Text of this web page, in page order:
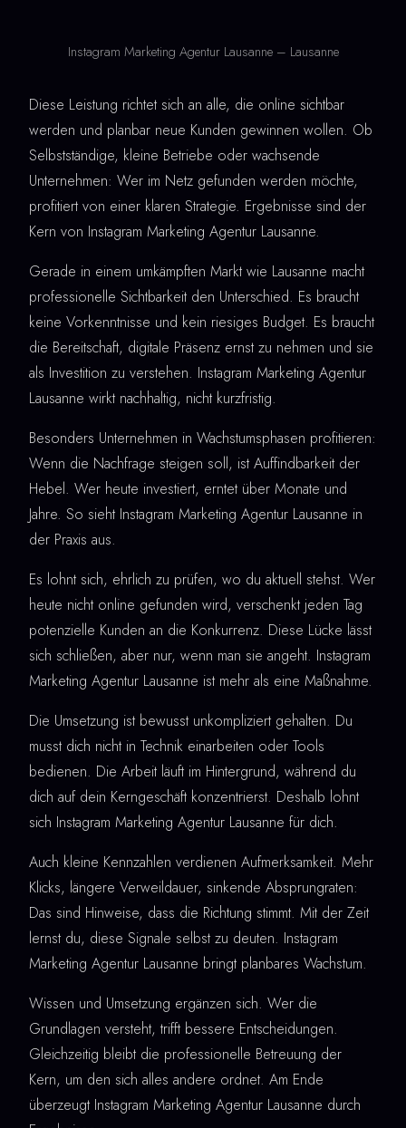
Instagram Marketing Agentur Lausanne – Lausanne
Diese Leistung richtet sich an alle, die online sichtbar
werden und planbar neue Kunden gewinnen wollen. Ob
Selbstständige, kleine Betriebe oder wachsende
Unternehmen: Wer im Netz gefunden werden möchte,
profitiert von einer klaren Strategie. Ergebnisse sind der
Kern von Instagram Marketing Agentur Lausanne.
Gerade in einem umkämpften Markt wie Lausanne macht
professionelle Sichtbarkeit den Unterschied. Es braucht
keine Vorkenntnisse und kein riesiges Budget. Es braucht
die Bereitschaft, digitale Präsenz ernst zu nehmen und sie
als Investition zu verstehen. Instagram Marketing Agentur
Lausanne wirkt nachhaltig, nicht kurzfristig.
Besonders Unternehmen in Wachstumsphasen profitieren:
Wenn die Nachfrage steigen soll, ist Auffindbarkeit der
Hebel. Wer heute investiert, erntet über Monate und
Jahre. So sieht Instagram Marketing Agentur Lausanne in
der Praxis aus.
Es lohnt sich, ehrlich zu prüfen, wo du aktuell stehst. Wer
heute nicht online gefunden wird, verschenkt jeden Tag
potenzielle Kunden an die Konkurrenz. Diese Lücke lässt
sich schließen, aber nur, wenn man sie angeht. Instagram
Marketing Agentur Lausanne ist mehr als eine Maßnahme.
Die Umsetzung ist bewusst unkompliziert gehalten. Du
musst dich nicht in Technik einarbeiten oder Tools
bedienen. Die Arbeit läuft im Hintergrund, während du
dich auf dein Kerngeschäft konzentrierst. Deshalb lohnt
sich Instagram Marketing Agentur Lausanne für dich.
Auch kleine Kennzahlen verdienen Aufmerksamkeit. Mehr
Klicks, längere Verweildauer, sinkende Absprungraten:
Das sind Hinweise, dass die Richtung stimmt. Mit der Zeit
lernst du, diese Signale selbst zu deuten. Instagram
Marketing Agentur Lausanne bringt planbares Wachstum.
Wissen und Umsetzung ergänzen sich. Wer die
Grundlagen versteht, trifft bessere Entscheidungen.
Gleichzeitig bleibt die professionelle Betreuung der
Kern, um den sich alles andere ordnet. Am Ende
überzeugt Instagram Marketing Agentur Lausanne durch